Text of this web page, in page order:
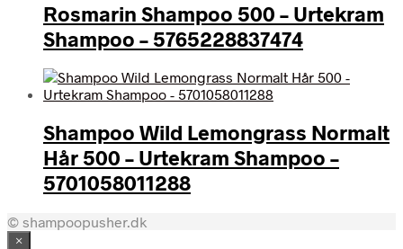
Rosmarin Shampoo 500 – Urtekram
Shampoo – 5765228837474
Shampoo Wild Lemongrass Normalt
Hår 500 – Urtekram Shampoo –
5701058011288
© shampoopusher.dk
×